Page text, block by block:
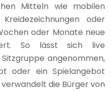
Mitteln wie mobilen
oder
oder Monate neue
So lässt sich live
angenommen,
oder ein Spielangebot
die Bürger von